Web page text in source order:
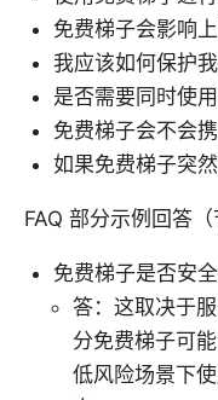
免费梯子会影响上
我应该如何保护我
是否需要同时使
免费梯子会不会
如果免费梯子突
FAQ 部分示例回答（
免费梯子是否安全
答：这取决于
分免费梯子可
低风险场景下